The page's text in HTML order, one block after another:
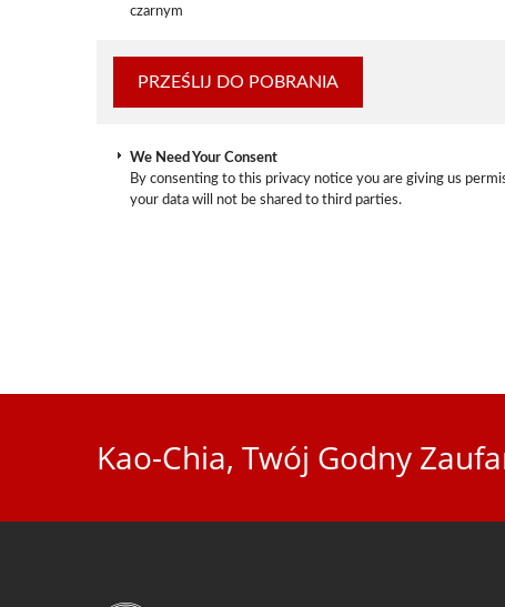
czarnym
We Need Your Consent
By consenting to this privacy notice you are giving us
your data will not be shared to third parties.
Kao-Chia, Twój Godny